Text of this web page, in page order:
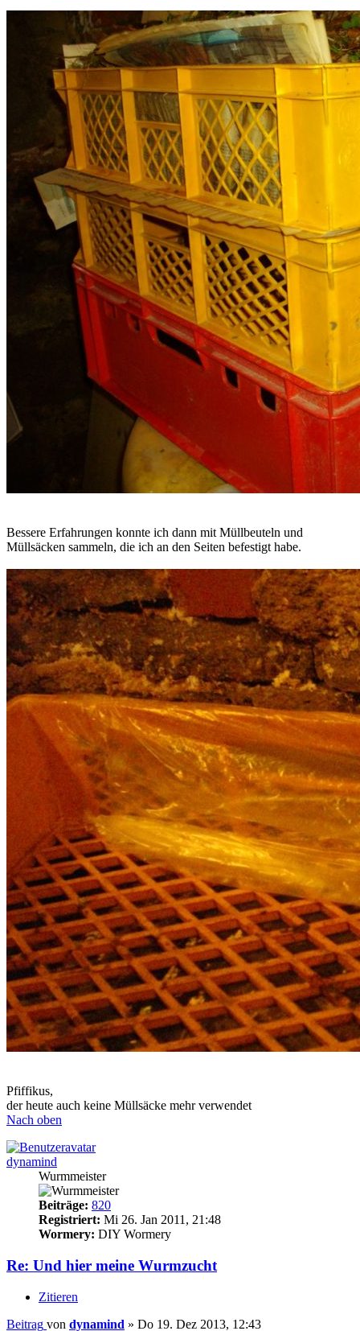
Bessere Erfahrungen konnte ich dann mit Müllbeuteln und
Müllsäcken sammeln, die ich an den Seiten befestigt habe.
Pfiffikus,
der heute auch keine Müllsäcke mehr verwendet
Nach oben
dynamind
Wurmmeister
Beiträge: 820
Registriert: Mi 26. Jan 2011, 21:48
Wormery: DIY Wormery
Re: Und hier meine Wurmzucht
Zitieren
Beitrag von dynamind » Do 19. Dez 2013, 12:43